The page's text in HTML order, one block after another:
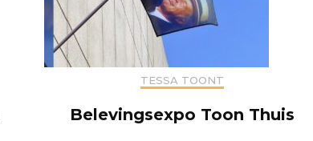
TESSA TOONT
Belevingsexpo Toon Thuis